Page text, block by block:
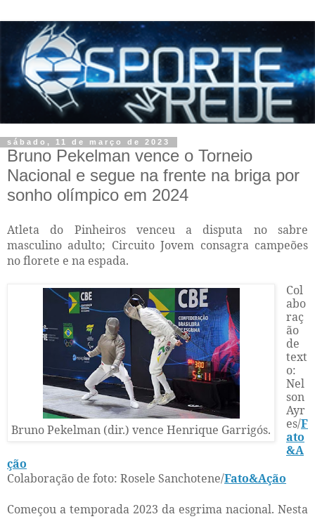
sábado, 11 de março de 2023
Bruno Pekelman vence o Torneio
Nacional e segue na frente na briga por
sonho olímpico em 2024
Atleta do Pinheiros venceu a disputa no sabre
masculino adulto; Circuito Jovem consagra campeões
no florete e na espada.
Bruno Pekelman (dir.) vence Henrique Garrigós.
Col
abo
raç
ão
de
text
o:
Nel
son
Ayr
es/F
ato
&A
ção
Colaboração de foto: Rosele Sanchotene/Fato&Ação
Começou a temporada 2023 da esgrima nacional. Nesta